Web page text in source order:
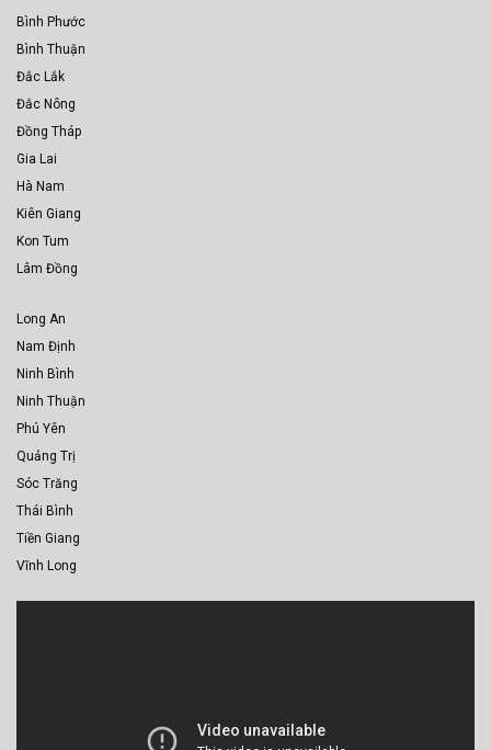
Bình Phước
Bình Thuận
Đắc Lắk
Đắc Nông
Đồng Tháp
Gia Lai
Hà Nam
Kiên Giang
Kon Tum
Lâm Đồng
Long An
Nam Định
Ninh Bình
Ninh Thuận
Phú Yên
Quảng Trị
Sóc Trăng
Thái Bình
Tiền Giang
Vĩnh Long